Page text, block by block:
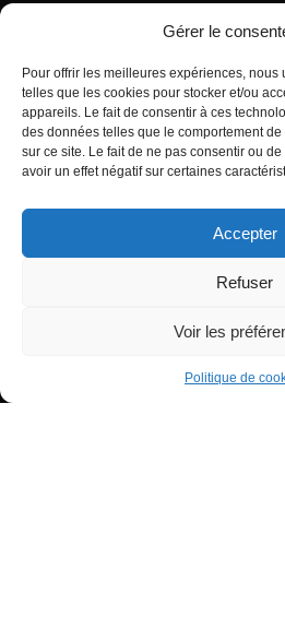
Gérer le
Pour offrir les meilleures expériences,
telles que les cookies pour stocker et/ou
appareils. Le fait de consentir à ces
des données telles que le comportement
sur ce site. Le fait de ne pas consentir ou
avoir un effet négatif sur certaines
Accepter
Refuser
Voir les
Politique de
Signification de l’Heure
Heure miroir : 11h11
Signification de l’Heure
Tous droits réservés - Copyright
Politique de